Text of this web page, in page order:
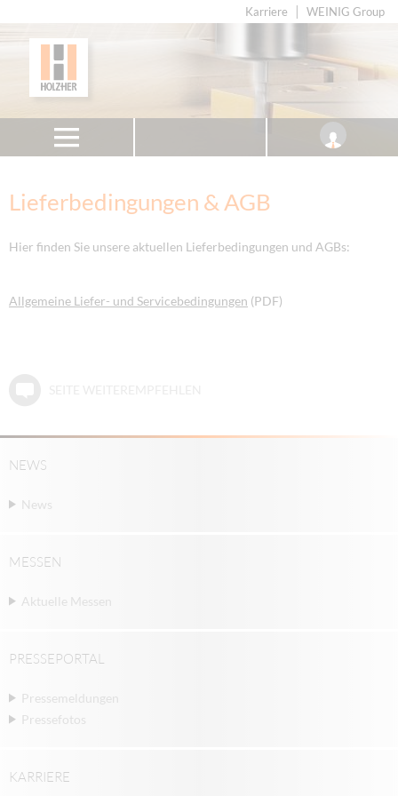
Karriere WEINIG Group
Lieferbedingungen & AGB
Hier finden Sie unsere aktuellen Lieferbedingungen und AGBs:
Allgemeine Liefer- und Servicebedingungen (PDF)
NEWS
News
MESSEN
Aktuelle Messen
PRESSEPORTAL
Pressemeldungen
Pressefotos
KARRIERE